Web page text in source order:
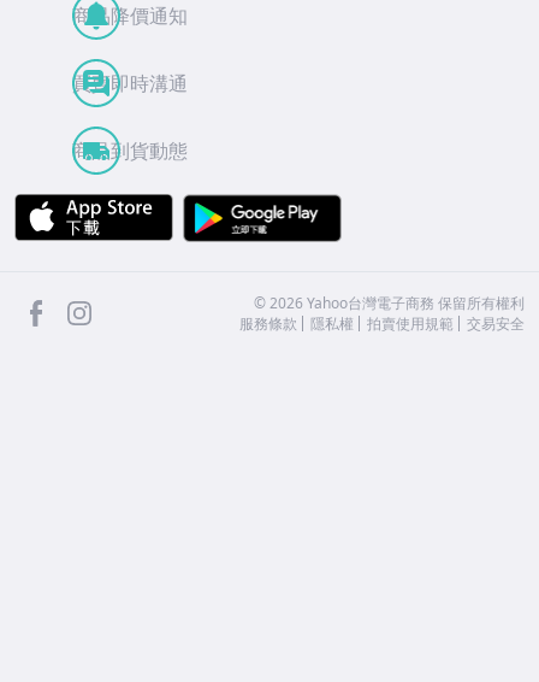
商品降價通知
買賣即時溝通
商品到貨動態
APP Store
facebook ©2026 Yahoo台灣電子商務 保留所有權利
服務條款
隱私權 拍賣使用規範 交易安全